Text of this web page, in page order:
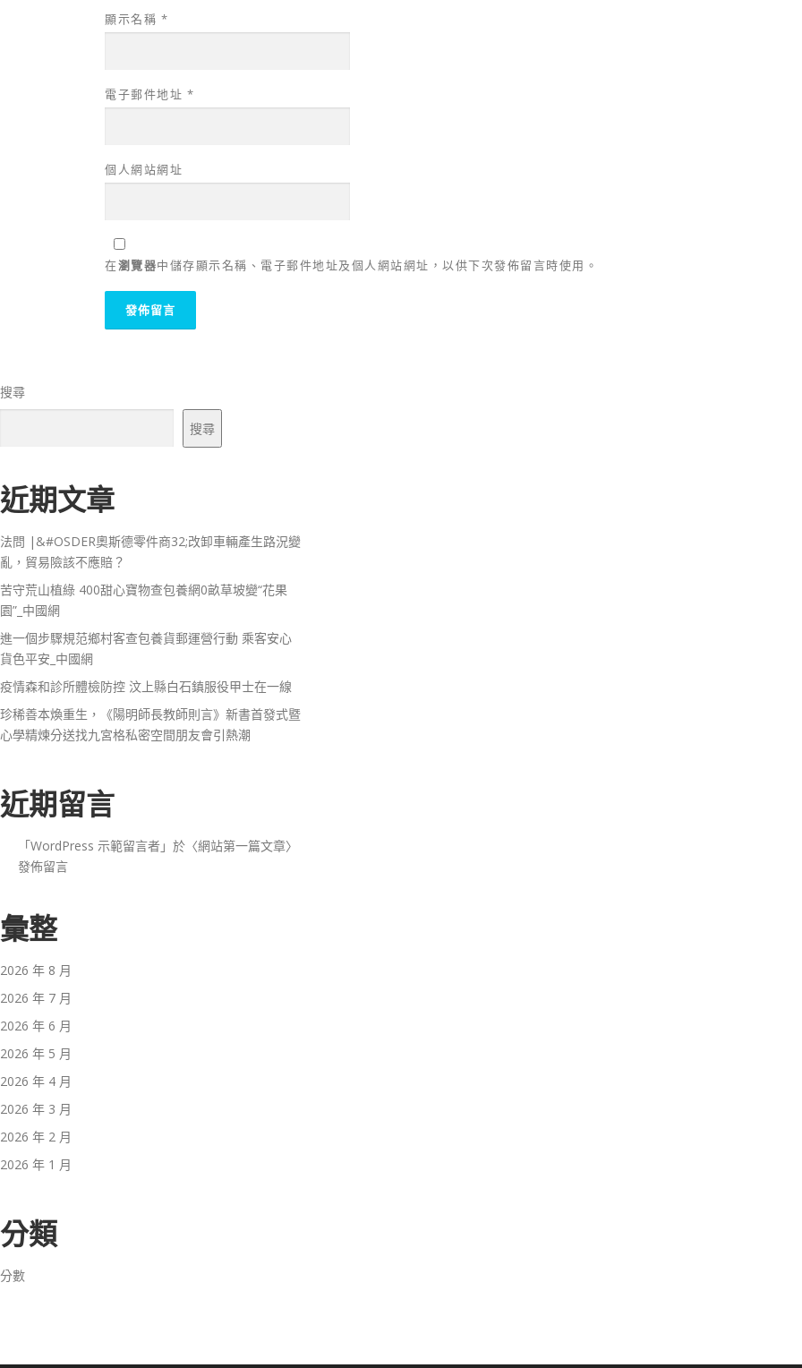
顯示名稱 *
電子郵件地址 *
個人網站網址
在瀏覽器中儲存顯示名稱、電子郵件地址及個人網站網址，以供下次發佈留言時使用。
搜尋
搜尋
近期文章
法問 |&#OSDER奧斯德零件商32;改卸車輛產生路況變
亂，貿易險該不應賠？
苦守荒山植綠 400甜心寶物查包養網0畝草坡變“花果
園”_中國網
進一個步驟規范鄉村客查包養貨郵運營行動 乘客安心
貨色平安_中國網
疫情森和診所體檢防控 汶上縣白石鎮服役甲士在一線
珍稀善本煥重生，《陽明師長教師則言》新書首發式暨
心學精煉分送找九宮格私密空間朋友會引熱潮
近期留言
「WordPress 示範留言者 」於〈網站第一篇文章〉
發佈留言
彙整
2026 年 8 月
2026 年 7 月
2026 年 6 月
2026 年 5 月
2026 年 4 月
2026 年 3 月
2026 年 2 月
2026 年 1 月
分類
分數